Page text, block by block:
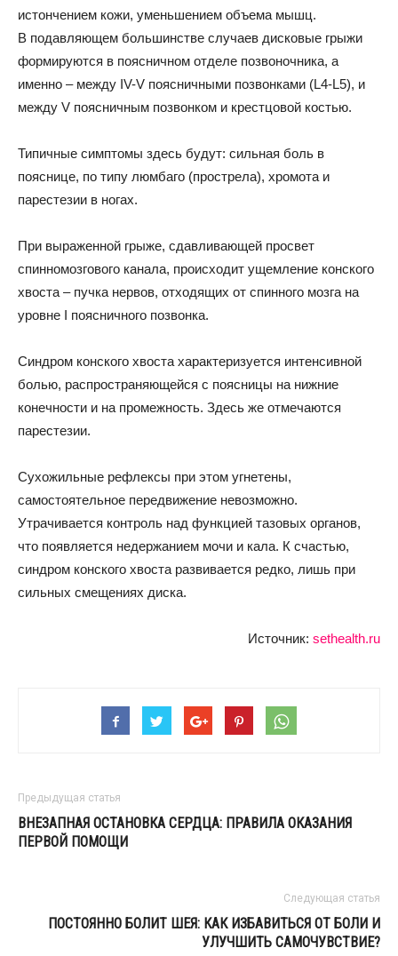
истончением кожи, уменьшением объема мышц.
В подавляющем большинстве случаев дисковые грыжи
формируются в поясничном отделе позвоночника, а
именно – между IV-V поясничными позвонками (L4-L5), и
между V поясничным позвонком и крестцовой костью.
Типичные симптомы здесь будут: сильная боль в
пояснице, по типу люмбаго (прострела), хромота и
парестезии в ногах.
При выраженной грыже, сдавливающей просвет
спинномозгового канала, происходит ущемление конского
хвоста – пучка нервов, отходящих от спинного мозга на
уровне I поясничного позвонка.
Синдром конского хвоста характеризуется интенсивной
болью, распространяющейся с поясницы на нижние
конечности и на промежность. Здесь же отмечаются
парестезии.
Сухожильные рефлексы при этом угнетены,
самостоятельное передвижение невозможно.
Утрачивается контроль над функцией тазовых органов,
что появляется недержанием мочи и кала. К счастью,
синдром конского хвоста развивается редко, лишь при
сильных смещениях диска.
Источник: sethealth.ru
Предыдущая статья
ВНЕЗАПНАЯ ОСТАНОВКА СЕРДЦА: ПРАВИЛА ОКАЗАНИЯ
ПЕРВОЙ ПОМОЩИ
Следующая статья
ПОСТОЯННО БОЛИТ ШЕЯ: КАК ИЗБАВИТЬСЯ ОТ БОЛИ И
УЛУЧШИТЬ САМОЧУВСТВИЕ?